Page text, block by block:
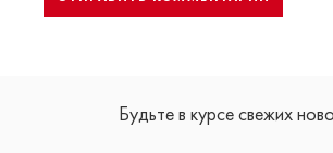
Будьте в курсе свежих